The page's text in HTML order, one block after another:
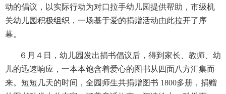
动的倡议，以实际行动为对口拉手幼儿园提供帮助，市级机
关幼儿园积极组织，一场基于爱的捐赠活动由此拉开了序
幕。
６月４日，幼儿园发出捐书倡议后，得到家长、教师、幼
儿的迅速响应，一本本饱含着爱心的图书从四面八方汇集而
来。短短几天的时间，全园师生共捐赠图书 1800多册，捐赠